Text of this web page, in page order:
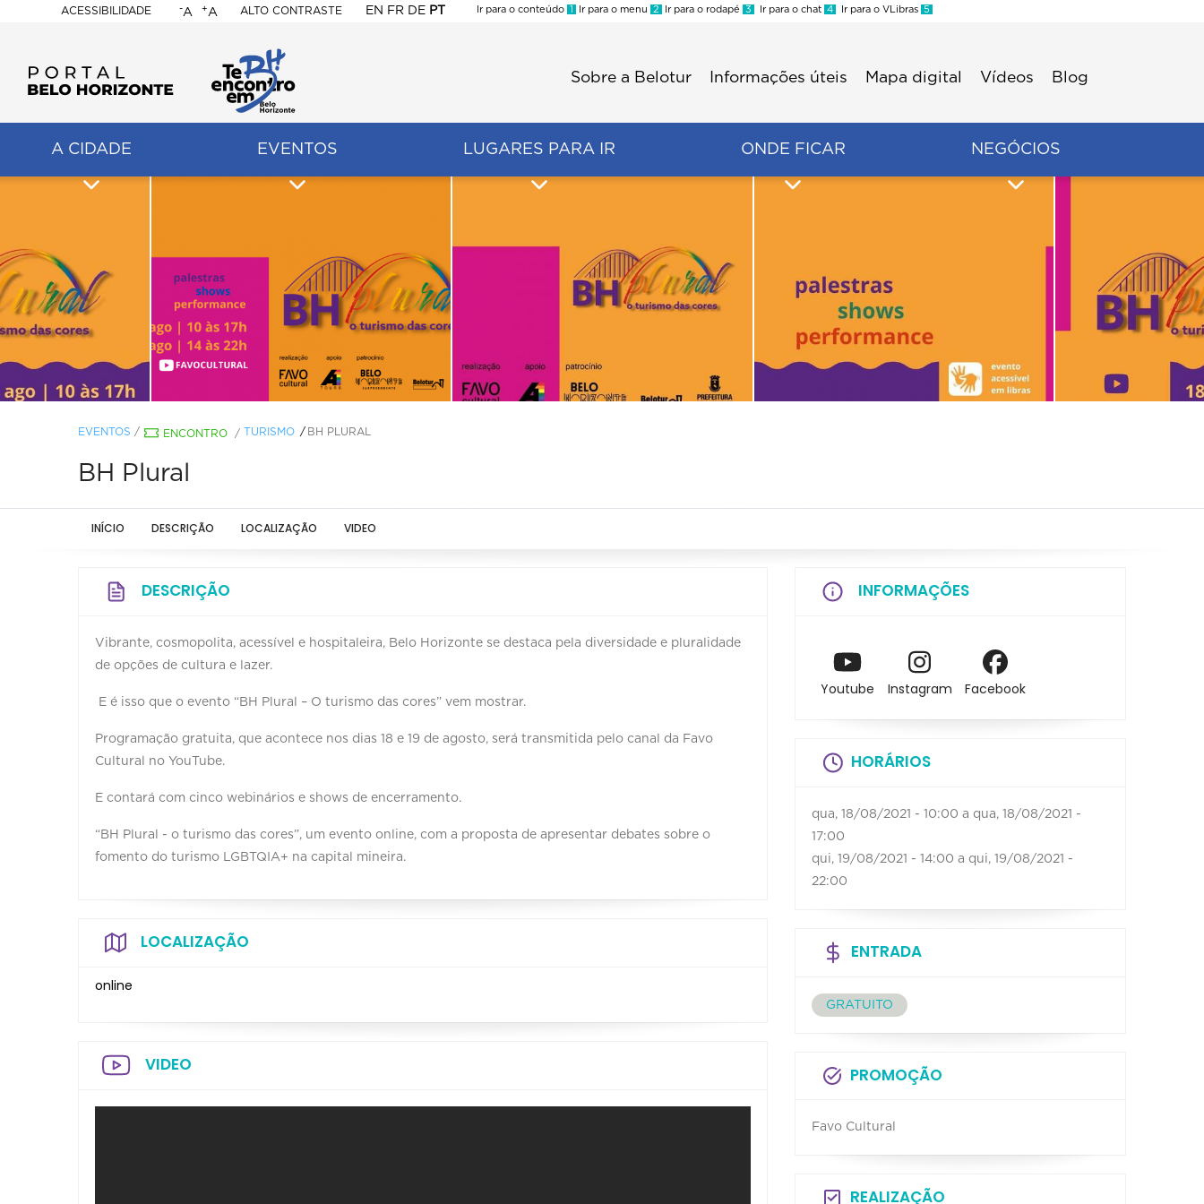
ACESSIBILIDADE
BELO
HORIZONTE
-A +A ALTO CONTRASTE EN FR DE PT
Ir para o conteúdo 1 Ir para o menu 2 Ir para o rodapé 3 Ir para o chat 4 Ir para o VLibras 5
Sobre a Belotur Informações úteis Mapa digital Vídeos Blog
A CIDADE EVENTOS LUGARES PARA IR ONDE FICAR NEGÓCIOS
EVENTOS / ENCONTRO / TURISMO BH PLURAL
BH Plural
INÍCIO DESCRIÇÃO LOCALIZAÇÃO VIDEO
DESCRIÇÃO
Vibrante, cosmopolita, acessível e hospitaleira, Belo Horizonte se destaca pela diversidade e pluralidade
de opções de cultura e lazer.
E é isso que o evento “BH Plural – O turismo das cores” vem mostrar.
Programação gratuita, que acontece nos dias 18 e 19 de agosto, será transmitida pelo canal da Favo
Cultural no YouTube.
E contará com cinco webinários e shows de encerramento.
“BH Plural - o turismo das cores”, um evento online, com a proposta de apresentar debates sobre o
fomento do turismo LGBTQIA+ na capital mineira.
LOCALIZAÇÃO
online
VIDEO
INFORMAÇÕES
Youtube Instagram Facebook
HORÁRIOS
qua, 18/08/2021 - 10:00 a qua, 18/08/2021 -
17:00
qui, 19/08/2021 - 14:00 a qui, 19/08/2021 -
22:00
ENTRADA
GRATUITO
PROMOÇÃO
Favo Cultural
REALIZAÇÃO